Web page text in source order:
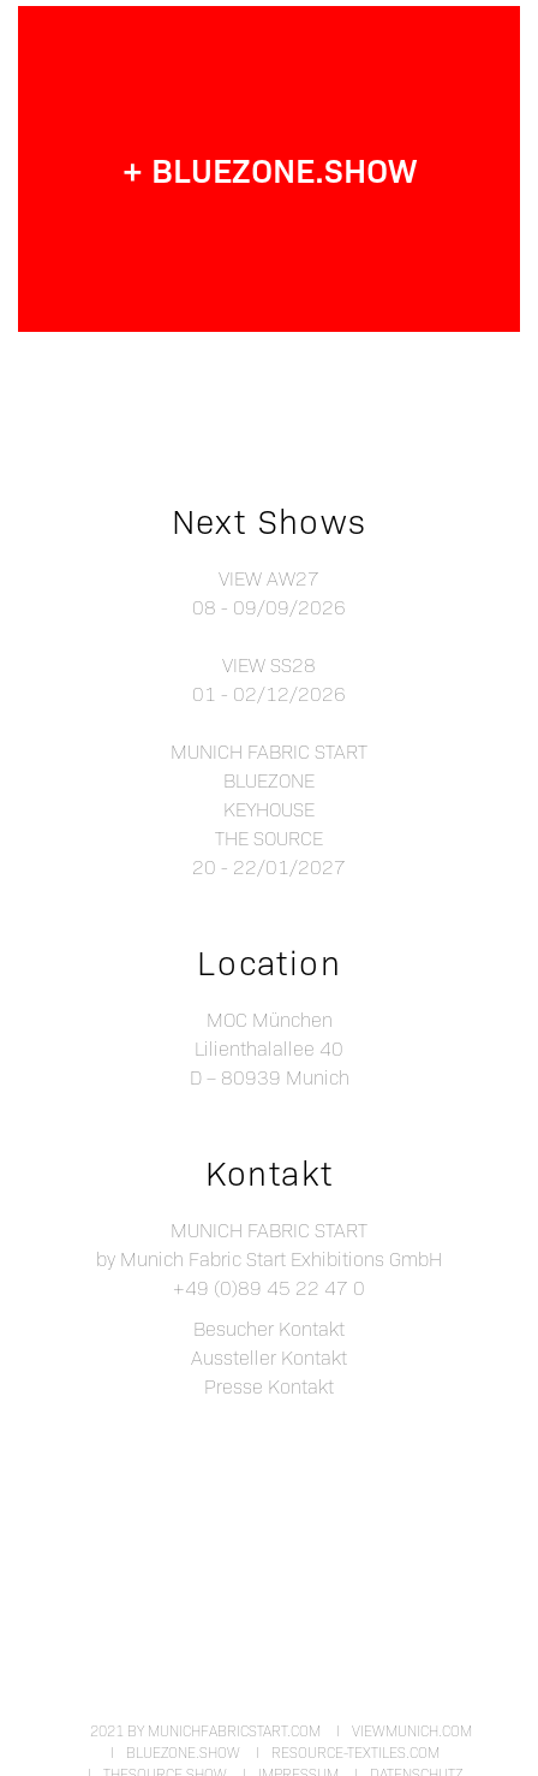
+ BLUEZONE.SHOW
Next Shows
VIEW AW27
08 - 09/09/2026
VIEW SS28
01 - 02/12/2026
MUNICH FABRIC START
BLUEZONE
KEYHOUSE
THE SOURCE
20 - 22/01/2027
Location
MOC München
Lilienthalallee 40
D – 80939 Munich
Kontakt
MUNICH FABRIC START
by Munich Fabric Start Exhibitions GmbH
+49 (0)89 45 22 47 0
Besucher Kontakt
Aussteller Kontakt
Presse Kontakt
2021 BY MUNICHFABRICSTART.COM
VIEWMUNICH.COM
BLUEZONE.SHOW
RESOURCE-TEXTILES.COM